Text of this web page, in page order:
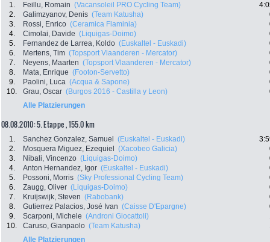
1. Feillu, Romain (Vacansoleil PRO Cycling Team)
2.
Galimzyanov, Denis (Team Katusha)
3.
Rossi, Enrico (Ceramica Flaminia)
4.
Cimolai, Davide (Liquigas-Doimo)
5.
Fernandez de Larrea, Koldo (Euskaltel - Euskadi)
6.
Mertens, Tim (Topsport Vlaanderen - Mercator)
7.
Neyens, Maarten (Topsport Vlaanderen - Mercator)
8.
Mata, Enrique (Footon-Servetto)
9.
Paolini, Luca (Acqua & Sapone)
10.
Grau, Oscar (Burgos 2016 - Castilla y Leon)
Alle Platzierungen
08.08.2010: 5. Etappe , 155.0 km
1. Sanchez Gonzalez, Samuel (Euskaltel - Euskadi)
2.
Mosquera Miguez, Ezequiel (Xacobeo Galicia)
3.
Nibali, Vincenzo (Liquigas-Doimo)
4.
Anton Hernandez, Igor (Euskaltel - Euskadi)
5.
Possoni, Morris (Sky Professional Cycling Team)
6.
Zaugg, Oliver (Liquigas-Doimo)
7.
Kruijswijk, Steven (Rabobank)
8.
Gutierrez Palacios, José Ivan (Caisse D'Epargne)
9.
Scarponi, Michele (Androni Giocattoli)
10.
Caruso, Gianpaolo (Team Katusha)
Alle Platzierungen